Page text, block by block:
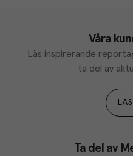
Våra
Läs inspirerande
ta del av
Ta del av